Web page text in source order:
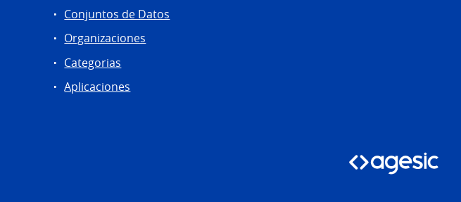
Conjuntos de Datos
Organizaciones
Categorias
Aplicaciones